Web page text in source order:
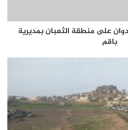
على منطقة الثعبان بمديرية
باقم